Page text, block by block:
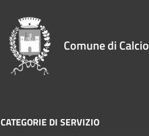
Comune di Calcio
CATEGORIE DI SERVIZIO